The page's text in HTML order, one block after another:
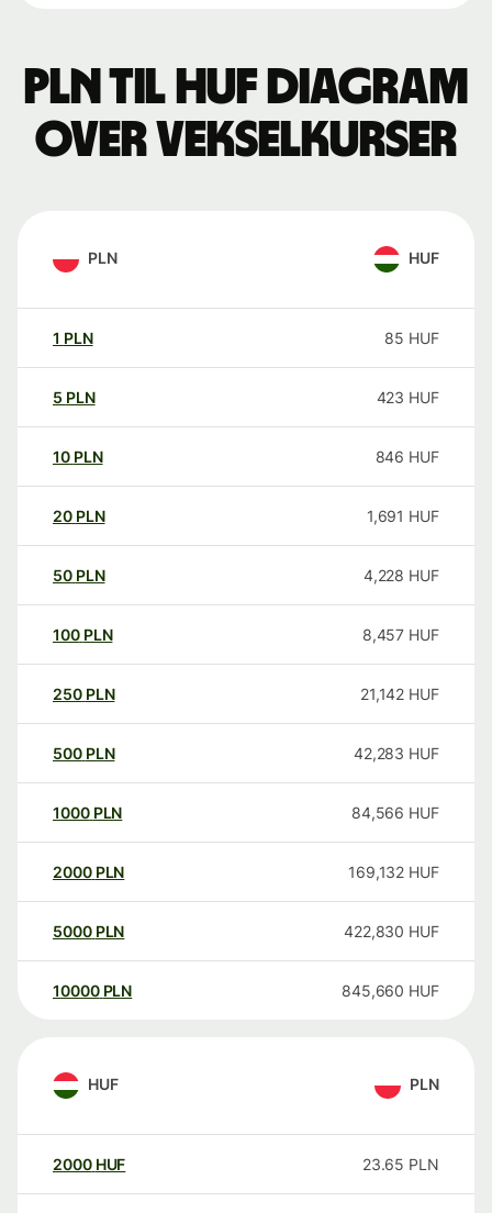
PLN til HUF Diagram
over vekselkurser
PLN HUF
1 PLN 85 HUF
5 PLN 423 HUF
10 PLN 846 HUF
20 PLN 1,691 HUF
50 PLN 4,228 HUF
100 PLN 8,457 HUF
250 PLN 21,142 HUF
500 PLN 42,283 HUF
1000 PLN 84,566 HUF
2000 PLN 169,132 HUF
5000 PLN 422,830 HUF
10000 PLN 845,660 HUF
HUF PLN
2000 HUF 23.65 PLN